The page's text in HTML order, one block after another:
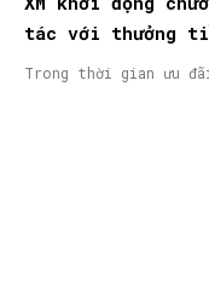
tác với thưởng
Trong thời gian ưu